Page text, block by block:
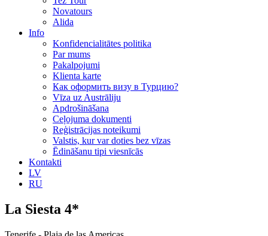
Novatours
Alida
Info
Konfidencialitātes politika
Par mums
Рakalpojumi
Klienta karte
Как оформить визу в Турцию?
Vīza uz Austrāliju
Apdrošināšana
Ceļojuma dokumenti
Reģistrācijas noteikumi
Valstis, kur var doties bez vīzas
Ēdināšanu tipi viesnīcās
Kontakti
LV
RU
La Siesta 4*